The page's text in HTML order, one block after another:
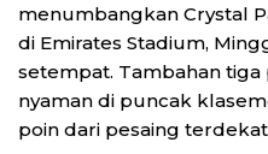
menumbangkan Crystal
di Emirates Stadium,
setempat. Tambahan tiga
nyaman di puncak
poin dari pesaing